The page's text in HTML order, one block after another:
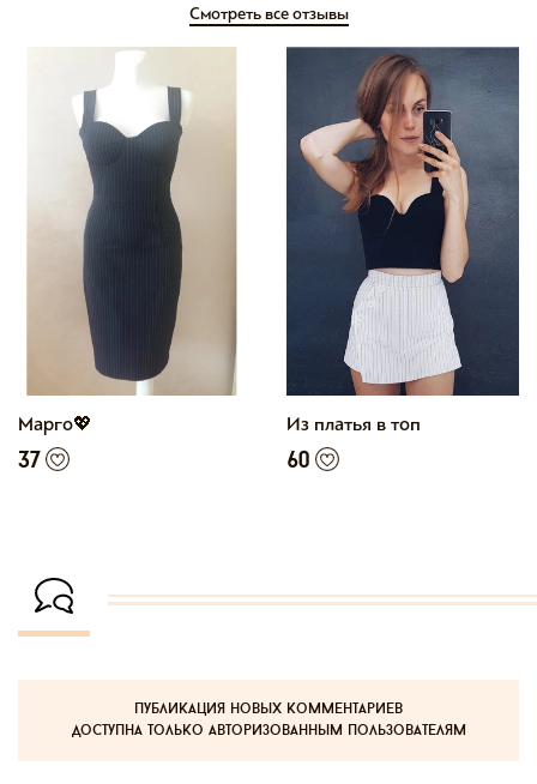
Смотреть все отзывы
Марго💖
37
Из платья в топ
60
публикация новых комментариев
доступна только авторизованным пользователям